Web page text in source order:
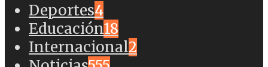
Deportes4
Educación18
Internacional2